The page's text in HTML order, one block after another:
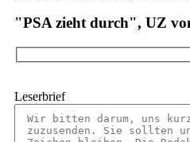
"PSA zieht durch", UZ
Leserbrief